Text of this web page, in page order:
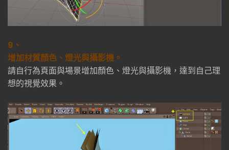
9、
增加材質顏色、燈光與攝影機。
請自行為頁面與場景增加顏色、燈光與攝影機，達到自己理
想的視覺效果。